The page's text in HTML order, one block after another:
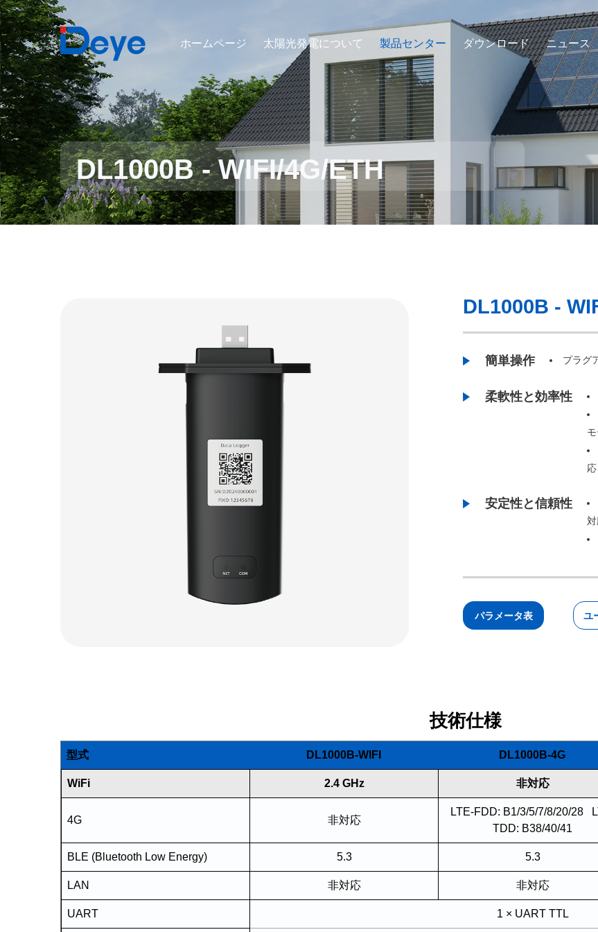
ホームページ 太陽光発電について 製品センター ダウンロード ニュース
DL1000B - WIFI/4G/ETH
DL1000B -
簡単操作 プラグ
柔軟性と効率性
応
安定性と信頼性
パラメータ表 ユ
技術仕様
型式 DL1000B-WIFI DL1000B-4G
WiFi 2.4 GHz 非対応
4G 非対応
LTE-FDD: B1/3/5/7/8/20/28
TDD: B38/40/41
BLE (Bluetooth Low Energy) 5.3 5.3
LAN 非対応 非対応
UART 1 × UART TTL